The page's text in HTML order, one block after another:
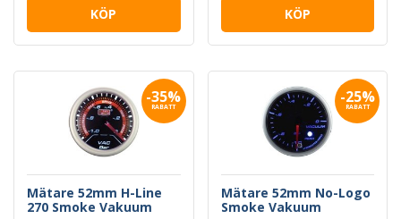
KÖP KÖP
-35%
RABATT
Mätare 52mm H-Line
270 Smoke Vakuum
-25%
RABATT
Mätare 52mm No-Logo
Smoke Vakuum